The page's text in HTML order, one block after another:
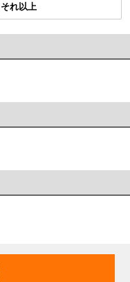
それ以上